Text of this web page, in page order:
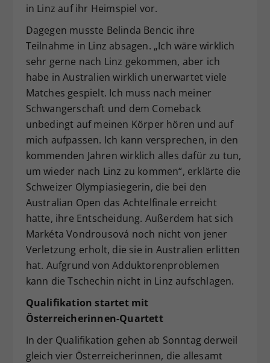
in Linz auf ihr Heimspiel vor.
Dagegen musste Belinda Bencic ihre
Teilnahme in Linz absagen. „Ich wäre wirklich
sehr gerne nach Linz gekommen, aber ich
habe in Australien wirklich unerwartet viele
Matches gespielt. Ich muss nach meiner
Schwangerschaft und dem Comeback
unbedingt auf meinen Körper hören und auf
mich aufpassen. Ich kann versprechen, in den
kommenden Jahren wirklich alles dafür zu tun,
um wieder nach Linz zu kommen“, erklärte die
Schweizer Olympiasiegerin, die bei den
Australian Open das Achtelfinale erreicht
hatte, ihre Entscheidung. Außerdem hat sich
Markéta Vondrousová noch nicht von jener
Verletzung erholt, die sie in Australien erlitten
hat. Aufgrund von Adduktorenproblemen
kann die Tschechin nicht in Linz aufschlagen.
Qualifikation startet mit
Österreicherinnen-Quartett
In der Qualifikation gehen ab Sonntag derweil
gleich vier Österreicherinnen, die allesamt